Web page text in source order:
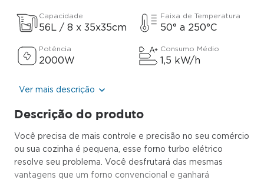
Capacidade
56L / 8 x 35x35cm
Faixa de Temperatura
50° a 250°C
Potência
2000W
Consumo Médio
1,5 kW/h
Ver mais descrição
Descrição do produto
Você precisa de mais controle e precisão no seu comércio
ou sua cozinha é pequena, esse forno turbo elétrico
resolve seu problema. Você desfrutará das mesmas
vantagens que um forno convencional e ganhará